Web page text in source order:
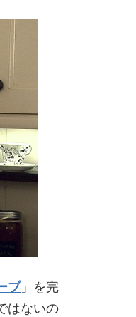
ブ」を完
はないの